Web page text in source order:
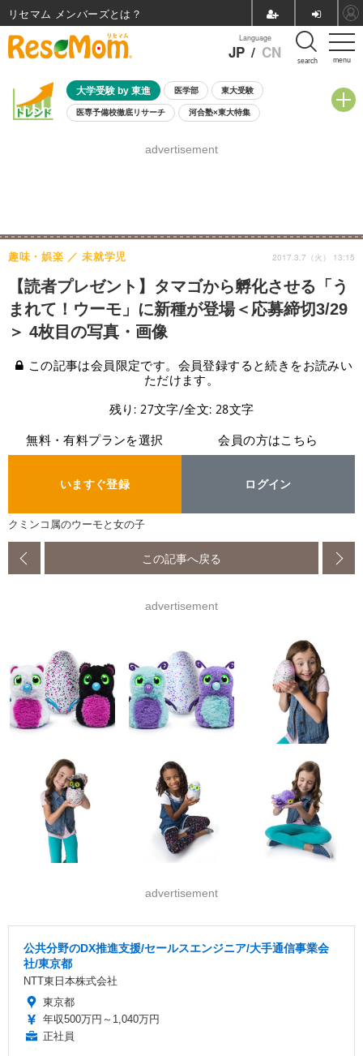
menu
Language
JP / CN search
大学受験 by 東進 医学部 東大受験
医専予備校徹底リサーチ 河合塾×東大特集
8月開催学校説明会・相談会
advertisement
【読者プレゼント】タマゴから孵化させる「う
まれて！ウーモ」に新種が登場＜応募締切3/29
＞ 4枚目の写真・画像
趣味・娯楽 未就学児 2017.3.7（火） 13:15
この記事は会員限定です。会員登録すると続きをお読みい
ただけます。
残り: 27文字/全文: 28文字
無料・有料プランを選択
いますぐ登録
会員の方はこちら
ログイン
クミンコ属のウーモと女の子
この記事へ戻る
advertisement
advertisement
公共分野のDX推進支援/セールスエンジニア/大手通信事業会
社/東京都
NTT東日本株式会社
東京都
年収500万円～1,040万円
正社員
リセマム メンバーズ